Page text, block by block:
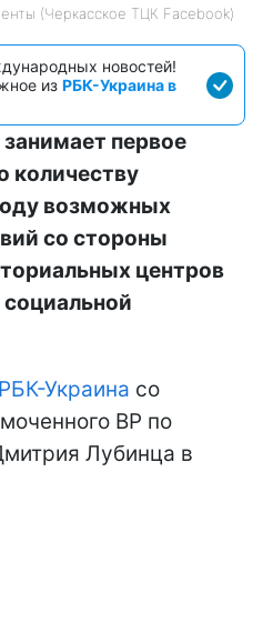
(Черкасское ТЦК Facebook)
новостей!
из РБК-Украина в
первое
количеству
возможных
со стороны
центров
РБК-Украина со
ВР по
Лубинца в